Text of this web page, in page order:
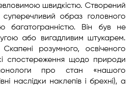
швидкістю. Створений
образ головного
багатогранністю. Він був не
або вигадливим штукарем.
розумного, освіченого
спостереження щодо природи
про стан «нашого
наслідки наклепів і брехні), а